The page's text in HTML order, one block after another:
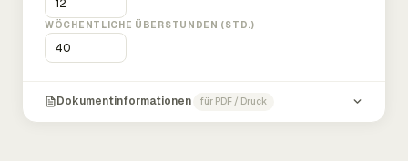
WÖCHENTLICHE ÜBERSTUNDEN (STD.)
Dokumentinformationen für PDF / Druck